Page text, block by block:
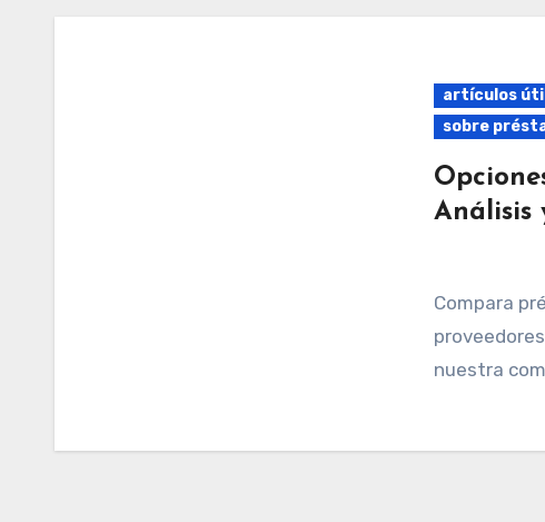
artículos
sobre
Análisis
Compara préstamos para viajes de diferentes
nuestra